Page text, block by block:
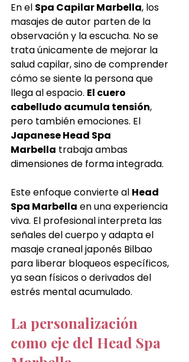
En el Spa Capilar Marbella, los
masajes de autor parten de la
observación y la escucha. No se
trata únicamente de mejorar la
salud capilar, sino de comprender
cómo se siente la persona que
llega al espacio. El cuero
cabelludo acumula tensión,
pero también emociones. El
Japanese Head Spa
Marbella trabaja ambas
dimensiones de forma integrada.
Este enfoque convierte al Head
Spa Marbella en una experiencia
viva. El profesional interpreta las
señales del cuerpo y adapta el
masaje craneal japonés Bilbao
para liberar bloqueos específicos,
ya sean físicos o derivados del
estrés mental acumulado.
La personalización
como eje del Head Spa